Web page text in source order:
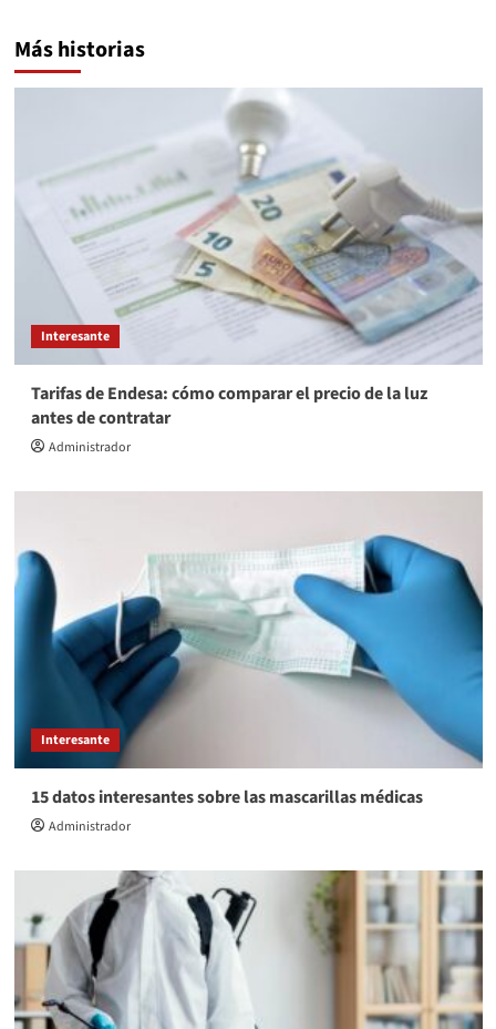
Más historias
Interesante
Tarifas de Endesa: cómo comparar el precio de la luz
antes de contratar
Administrador
Interesante
15 datos interesantes sobre las mascarillas médicas
Administrador